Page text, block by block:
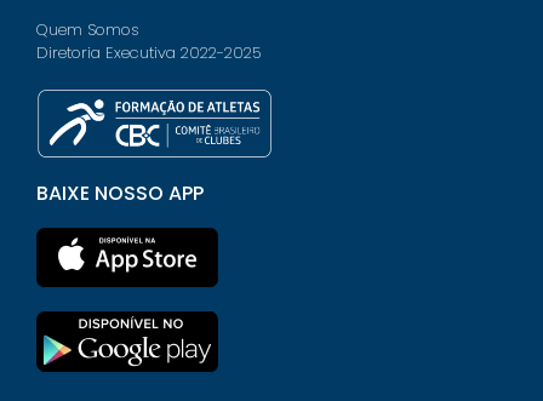
Quem Somos
Diretoria Executiva 2022-2025
BAIXE NOSSO APP